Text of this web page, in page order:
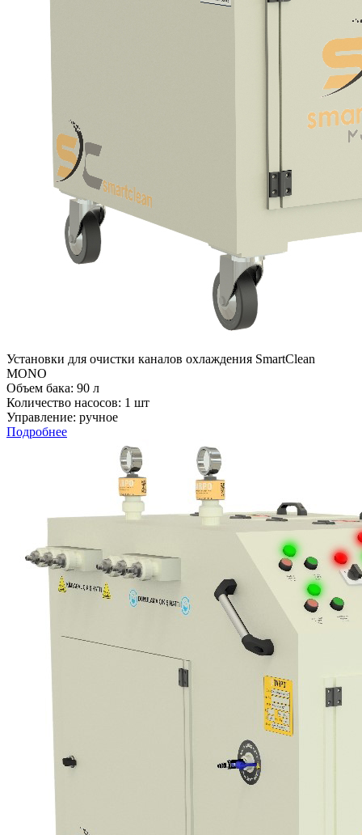
Установки для очистки каналов охлаждения SmartClean
MONO
Объем бака: 90 л
Количество насосов: 1 шт
Управление: ручное
Подробнее